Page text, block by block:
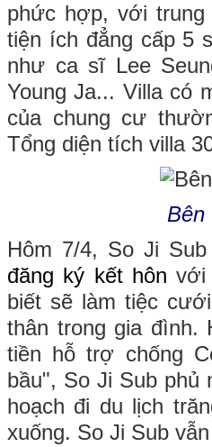
phức hợp, với trung
tiện ích đẳng cấp 5
như ca sĩ Lee
Young Ja... Villa có
của chung cư
Tổng diện tích villa
Bên
Hôm 7/4, So Ji
đăng ký kết hônvới
biết sẽ làm tiệc
thân trong gia đình.
tiền hỗ trợ chống
bầu", So Ji Sub phủ
hoạch đi du lịch
xuống. So Ji Sub